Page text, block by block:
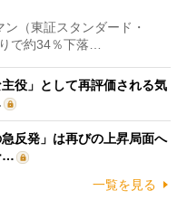
（東証スタンダード・
で約34％下落…
役」として再評価される気
反発」は再びの上昇局面へ
…
一覧を見る